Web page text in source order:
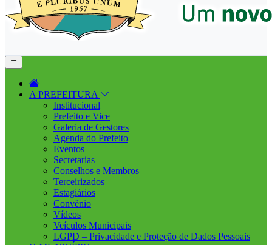
A PREFEITURA
Institucional
Prefeito e Vice
Galeria de Gestores
Agenda do Prefeito
Eventos
Secretarias
Conselhos e Membros
Terceirizados
Estagiários
Convênio
Vídeos
Veículos Municipais
LGPD – Privacidade e Proteção de Dados Pessoais